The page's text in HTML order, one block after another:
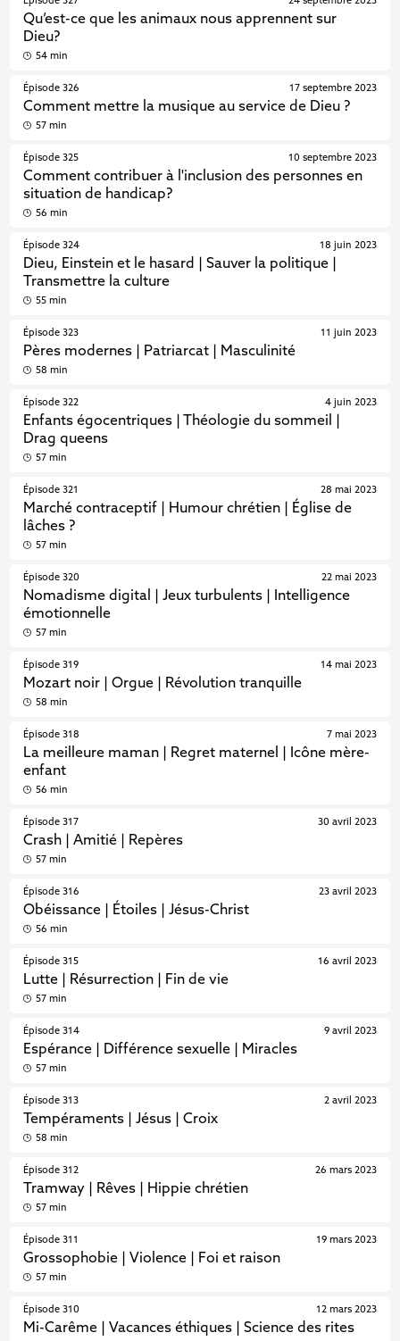
Qu’est-ce que les animaux nous apprennent sur
Dieu?
54 min
Épisode 326
Comment mettre la musique au service de Dieu ?
17 septembre 2023
57 min
Épisode 325
Comment contribuer à l'inclusion des personnes en
situation de handicap?
10 septembre 2023
56 min
Épisode 324
Dieu, Einstein et le hasard | Sauver la politique |
Transmettre la culture
18 juin 2023
55 min
Épisode 323
Pères modernes | Patriarcat | Masculinité
11 juin 2023
58 min
Épisode 322
Enfants égocentriques | Théologie du sommeil |
Drag queens
4 juin 2023
57 min
Épisode 321
Marché contraceptif | Humour chrétien | Église de
lâches ?
28 mai 2023
57 min
Épisode 320
Nomadisme digital | Jeux turbulents | Intelligence
émotionnelle
22 mai 2023
57 min
Épisode 319
Mozart noir | Orgue | Révolution tranquille
14 mai 2023
58 min
Épisode 318
La meilleure maman | Regret maternel | Icône mère-
enfant
7 mai 2023
56 min
Épisode 317
Crash | Amitié | Repères
30 avril 2023
57 min
Épisode 316
Obéissance | Étoiles | Jésus-Christ
23 avril 2023
56 min
Épisode 315
Lutte | Résurrection | Fin de vie
16 avril 2023
57 min
Épisode 314
Espérance | Différence sexuelle | Miracles
9 avril 2023
57 min
Épisode 313
Tempéraments | Jésus | Croix
2 avril 2023
58 min
Épisode 312
Tramway | Rêves | Hippie chrétien
26 mars 2023
57 min
Épisode 311
Grossophobie | Violence | Foi et raison
19 mars 2023
57 min
Épisode 310
Mi-Carême | Vacances éthiques | Science des rites
12 mars 2023